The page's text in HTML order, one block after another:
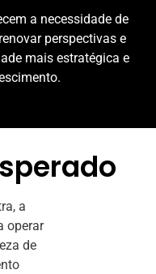
a necessidade de
perspectivas e
mais estratégica e
a
operar
de